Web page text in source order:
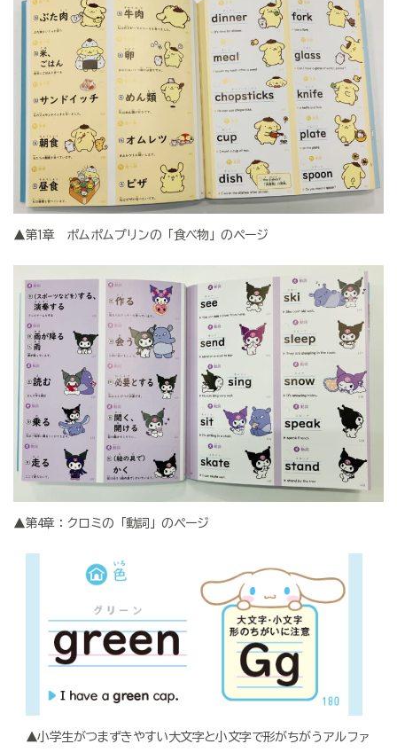
▲第1章 ポムポムプリンの「食べ物」のページ
▲第4章：クロミの「動詞」のページ
▲小学生がつまずきやすい大文字と小文字で形がちがうアルファ